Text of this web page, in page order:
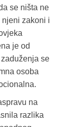
se ništa ne
njeni zakoni i
je od
se
osoba
na
razlika